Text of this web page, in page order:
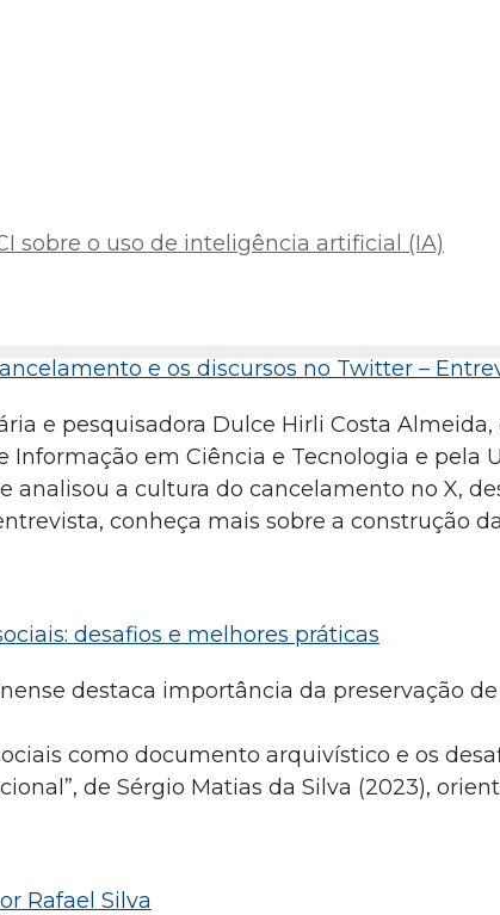
sobre o uso de inteligência artificial (IA)
e os discursos no Twitter –
e pesquisadora Dulce Hirli Costa
em Ciência e Tecnologia e pela
analisou a cultura do cancelamento no X,
conheça mais sobre a construção
desafios e melhores práticas
destaca importância da preservação
como documento arquivístico e os
de Sérgio Matias da Silva (2023),
Rafael Silva